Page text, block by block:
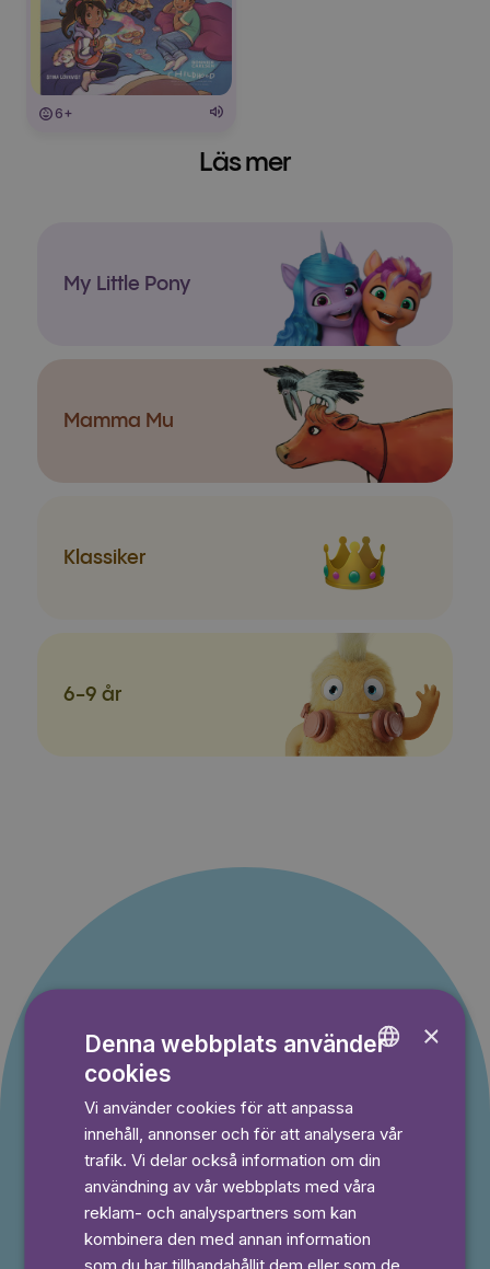
6+
Läs mer
My Little Pony
Mamma Mu
Klassiker
6-9 år
Erbjudande till nya
kunder
Du betalar inget under provperioden och kan
avsluta din prenumeration när som helst.
⭐️ Offer!
Månad
×
Denna webbplats använder
cookies
Vi använder cookies för att anpassa
innehåll, annonser och för att analysera vår
trafik. Vi delar också information om din
användning av vår webbplats med våra
reklam- och analyspartners som kan
kombinera den med annan information
som du har tillhandahållit dem eller som de